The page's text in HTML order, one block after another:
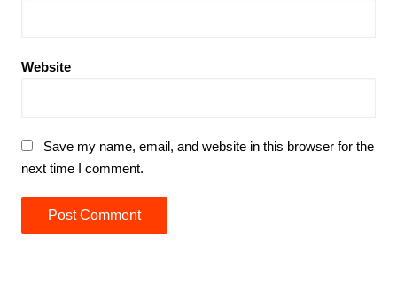
Website
Save my name, email, and website in this browser for the
next time I comment.